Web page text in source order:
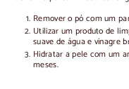
Remover o pó com um
Utilizar um produto de
suave de água e vinagre
Hidratar a pele com um
meses.